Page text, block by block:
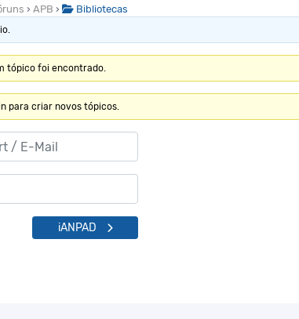
› APB › Bibliotecas
tópico foi encontrado.
para criar novos tópicos.
iANPAD